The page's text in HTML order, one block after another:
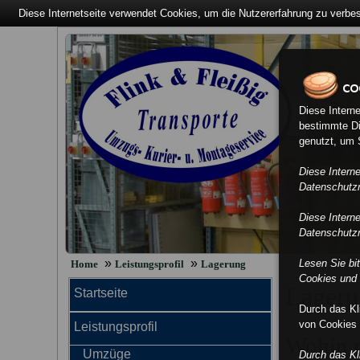
Home » Leistungsprofil » Lagerung
Startseite
Leistungsprofil
Umzüge
Diese
bestimmte
genutzt, um
Diese
Diese
Lesen Sie
Cookies und
Durch das
von Cookies
Durch das
Diese Internetseite verwendet Cookies, um die Nutzererfahrung zu